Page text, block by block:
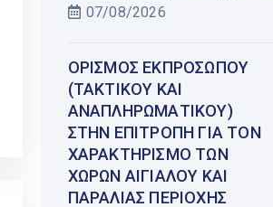
07/08/2026
ΟΡΙΣΜΌΣ ΕΚΠΡΟΣΏΠΟΥ
(ΤΑΚΤΙΚΟΎ ΚΑΙ
ΑΝΑΠΛΗΡΩΜΑΤΙΚΟΎ)
ΣΤΗΝ ΕΠΙΤΡΟΠΉ ΓΙΑ ΤΟΝ
ΧΑΡΑΚΤΗΡΙΣΜΌ ΤΩΝ
ΧΏΡΩΝ ΑΙΓΙΑΛΟΎ ΚΑΙ
ΠΑΡΑΛΊΑΣ ΠΕΡΙΟΧΉΣ